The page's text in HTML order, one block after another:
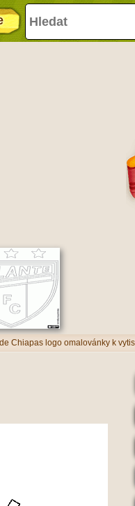
Chiapas logo omalovánky k